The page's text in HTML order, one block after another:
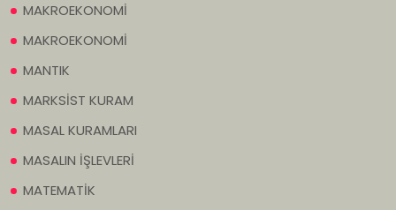
MAKROEKONOMİ
MAKROEKONOMİ
MANTIK
MARKSİST KURAM
MASAL KURAMLARI
MASALIN İŞLEVLERİ
MATEMATİK